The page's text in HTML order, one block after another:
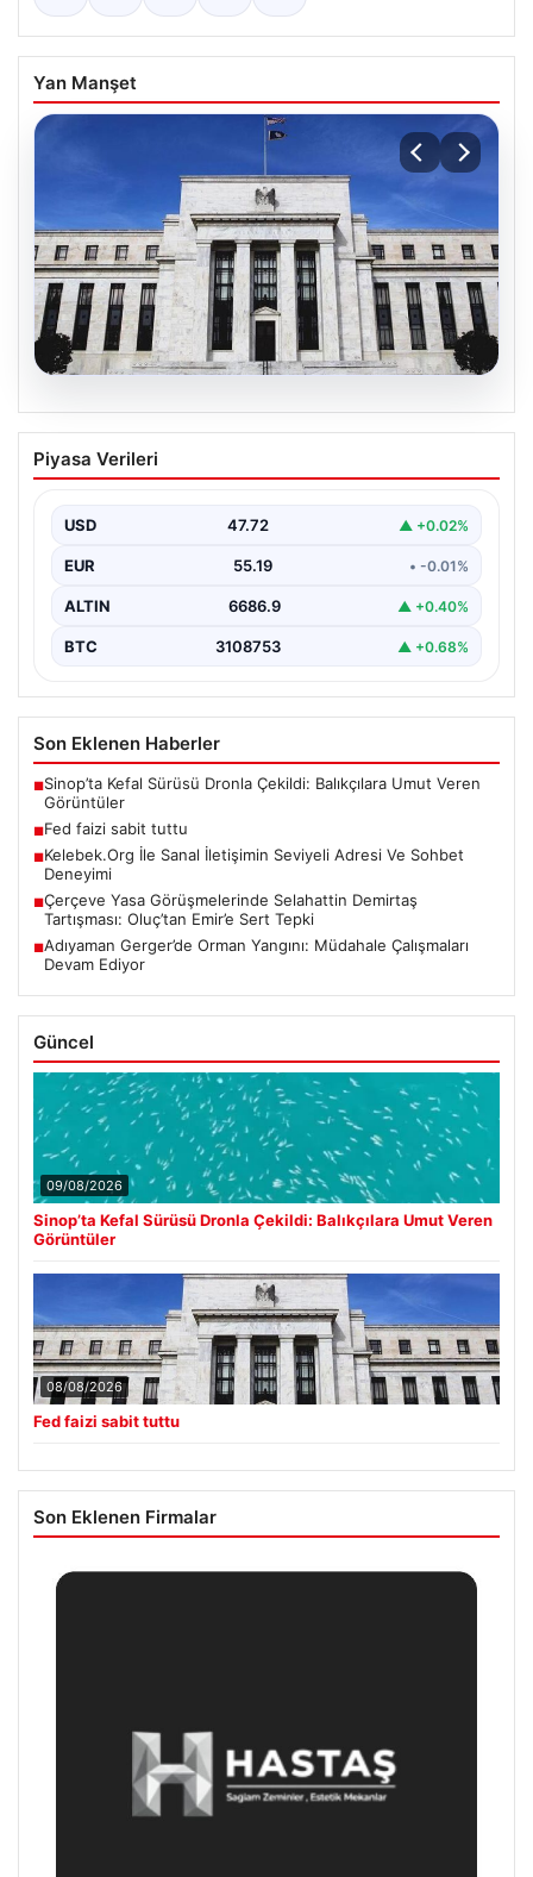
Yan Manşet
08.08.2026
Fed faizi sabit tuttu
{"title": "ABD Merkez Bankası Faizleri Sabit Tuttu",
Piyasa Verileri
USD 47.72 ▲ +0.02%
EUR 55.19 • -0.01%
ALTIN 6686.9 ▲ +0.40%
BTC 3108753 ▲ +0.68%
Son Eklenen Haberler
■Sinop’ta Kefal Sürüsü Dronla Çekildi: Balıkçılara Umut Veren
Görüntüler
■Fed faizi sabit tuttu
■Kelebek.Org İle Sanal İletişimin Seviyeli Adresi Ve Sohbet
Deneyimi
■Çerçeve Yasa Görüşmelerinde Selahattin Demirtaş
Tartışması: Oluç’tan Emir’e Sert Tepki
■Adıyaman Gerger’de Orman Yangını: Müdahale Çalışmaları
Devam Ediyor
Güncel
09/08/2026
Sinop’ta Kefal Sürüsü Dronla Çekildi: Balıkçılara Umut Veren
Görüntüler
08/08/2026
Fed faizi sabit tuttu
Son Eklenen Firmalar